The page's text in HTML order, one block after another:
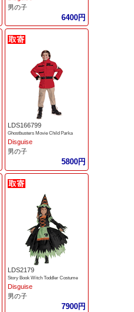
男の子
6400円
LDS166799
Ghostbusters Movie Child Parka
Disguise
男の子
5800円
LDS2179
Story Book Witch Toddler Costume
Disguise
男の子
7900円